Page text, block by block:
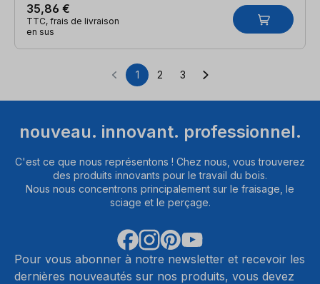
35,86 €
TTC, frais de livraison
en sus
Page
1 Page
2 Page
3
nouveau. innovant. professionnel.
C'est ce que nous représentons ! Chez nous, vous trouverez
des produits innovants pour le travail du bois.
Nous nous concentrons principalement sur le fraisage, le
sciage et le perçage.
Pour vous abonner à notre newsletter et recevoir les
dernières nouveautés sur nos produits, vous devez